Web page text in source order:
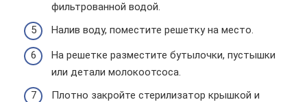
фильтрованной водой.
Налив воду, поместите решетку на место.
На решетке разместите бутылочки, пустышки
или детали молокоотсоса.
Плотно закройте стерилизатор крышкой и